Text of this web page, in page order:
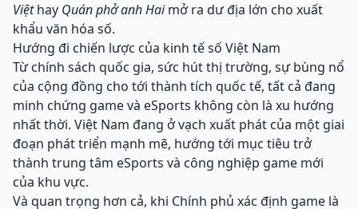
Việthay Quán phở anh Haimở ra dư địa lớn cho xuất
khẩu văn hóa số.
Hướng đi chiến lược của kinh tế số Việt Nam
Từ chính sách quốc gia, sức hút thị trường, sự bùng nổ
của cộng đồng cho tới thành tích quốc tế, tất cả đang
minh chứng game và eSports không còn là xu hướng
nhất thời. Việt Nam đang ở vạch xuất phát của một giai
đoạn phát triển mạnh mẽ, hướng tới mục tiêu trở
thành trung tâm eSports và công nghiệp game mới
của khu vực.
Và quan trọng hơn cả, khi Chính phủ xác định game là